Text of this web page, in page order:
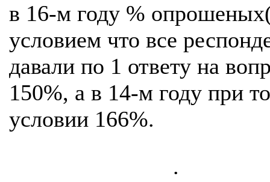
в 16-м году %
условием что все
давали по 1 ответу на
150%, а в 14-м году при
условии 166%.
.